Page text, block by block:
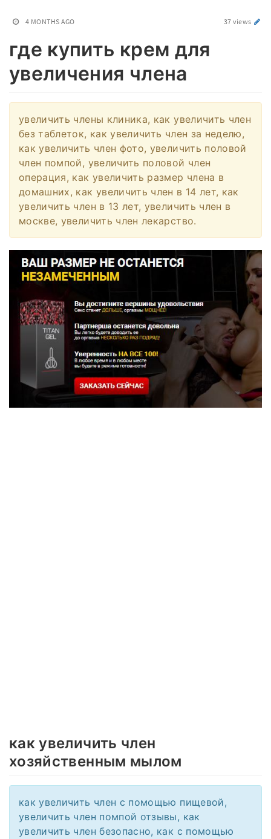
4 MONTHS AGO 37 views
где купить крем для
увеличения члена
увеличить члены клиника, как увеличить член
без таблеток, как увеличить член за неделю,
как увеличить член фото, увеличить половой
член помпой, увеличить половой член
операция, как увеличить размер члена в
домашних, как увеличить член в 14 лет, как
увеличить член в 13 лет, увеличить член в
москве, увеличить член лекарство.
как увеличить член
хозяйственным мылом
как увеличить член с помощью пищевой,
увеличить член помпой отзывы, как
увеличить член безопасно, как с помощью